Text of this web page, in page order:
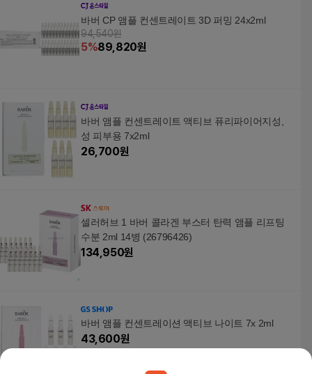
바버 CP 앰플 컨센트레이트 3D 퍼밍 24x2ml
94,540원
5%89,820원
바버 앰플 컨센트레이트 액티브 퓨리파이어지성,
성 피부용 7x2ml
26,700원
셀러허브 1 바버 콜라겐 부스터 탄력 앰플 리프팅
수분 2ml 14병 (26796426)
134,950원
바버 앰플 컨센트레이션 액티브 나이트 7x 2ml
43,600원